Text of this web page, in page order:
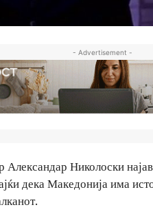
- Advertisement -
Николоски
дека Македонија има